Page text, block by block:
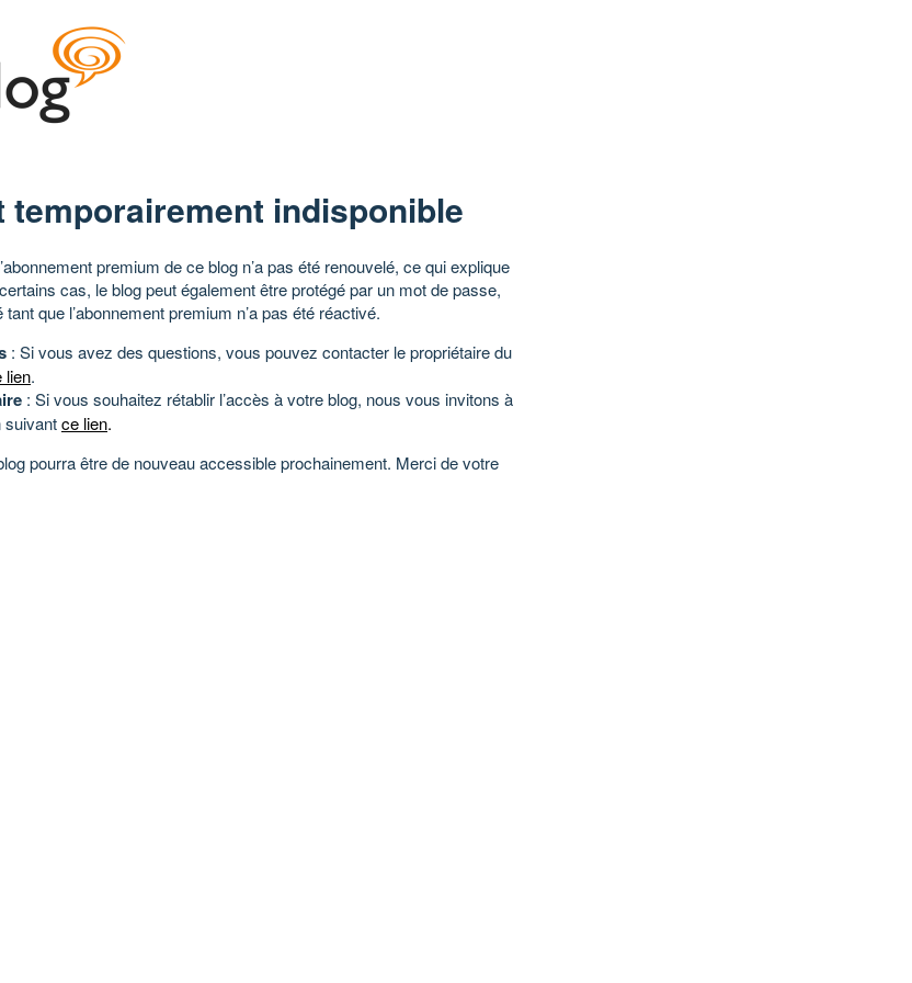
temporairement indisponible
premium de ce blog n’a pas été renouvelé, ce qui explique
cas, le blog peut également être protégé par un mot de passe,
que l’abonnement premium n’a pas été réactivé.
: Si vous avez des questions, vous pouvez contacter le propriétaire du
lien.
: Si vous souhaitez rétablir l’accès à votre blog, nous vous invitons à
suivantce lien.
pourra être de nouveau accessible prochainement. Merci de votre